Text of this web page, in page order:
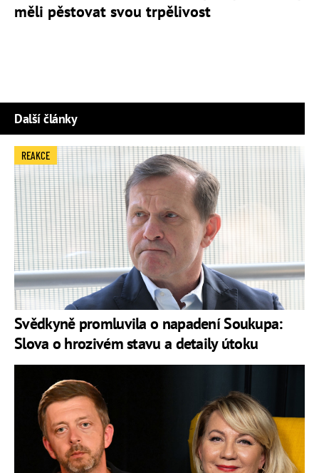
měli pěstovat svou trpělivost
Další články
Svědkyně promluvila o napadení Soukupa:
Slova o hrozivém stavu a detaily útoku
REAKCE